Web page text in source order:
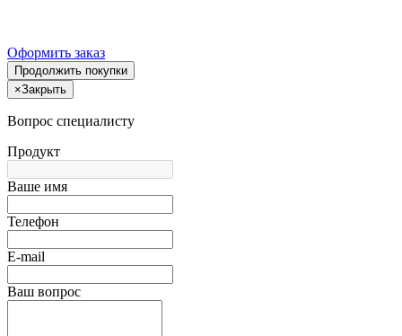
Оформить заказ
Продолжить покупки
×Закрыть
Вопрос специалисту
Продукт
Ваше имя
Телефон
E-mail
Ваш вопрос